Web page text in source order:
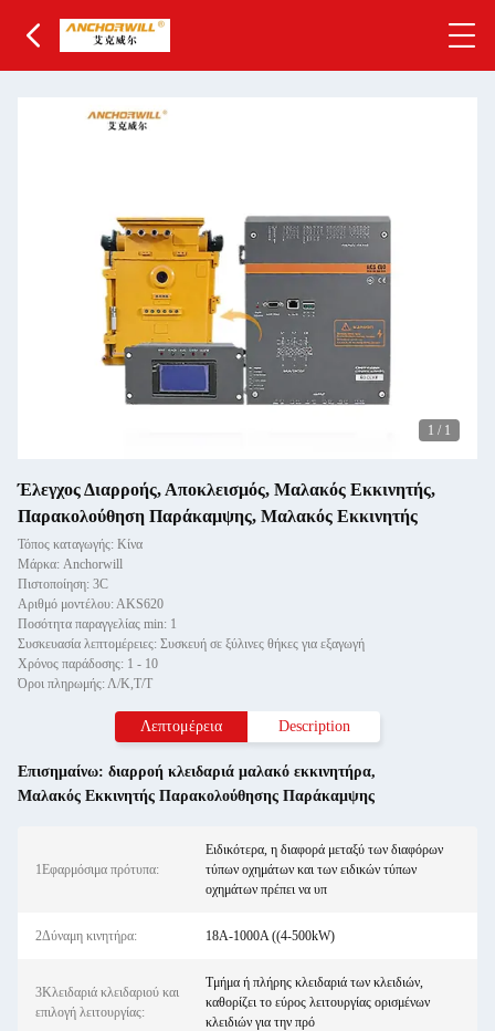
1 / 1
Έλεγχος Διαρροής, Αποκλεισμός, Μαλακός Εκκινητής,
Παρακολούθηση Παράκαμψης, Μαλακός Εκκινητής
Τόπος καταγωγής: Κίνα
Μάρκα: Anchorwill
Πιστοποίηση: 3C
Αριθμό μοντέλου: ΑΚS620
Ποσότητα παραγγελίας min: 1
Συσκευασία λεπτομέρειες: Συσκευή σε ξύλινες θήκες για εξαγωγή
Χρόνος παράδοσης: 1 - 10
Όροι πληρωμής: Λ/Κ,Τ/Τ
Λεπτομέρεια Description
Επισημαίνω: διαρροή κλειδαριά μαλακό εκκινητήρα,
Μαλακός Εκκινητής Παρακολούθησης Παράκαμψης
1Εφαρμόσιμα πρότυπα:
Ειδικότερα, η διαφορά μεταξύ των διαφόρων
τύπων οχημάτων και των ειδικών τύπων
οχημάτων πρέπει να υπ
2Δύναμη κινητήρα: 18A-1000A ((4-500kW)
3Κλειδαριά κλειδαριού και
επιλογή λειτουργίας:
Τμήμα ή πλήρης κλειδαριά των κλειδιών,
καθορίζει το εύρος λειτουργίας ορισμένων
κλειδιών για την πρό